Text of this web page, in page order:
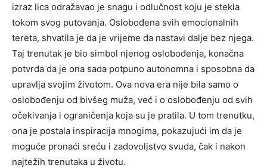
izraz lica odražavao je snagu i odlučnost koju je stekla
tokom svog putovanja. Oslobođena svih emocionalnih
tereta, shvatila je da je vrijeme da nastavi dalje bez njega.
Taj trenutak je bio simbol njenog oslobođenja, konačna
potvrda da je ona sada potpuno autonomna i sposobna da
upravlja svojim životom. Ova nova era nije bila samo o
oslobođenju od bivšeg muža, već i o oslobođenju od svih
očekivanja i ograničenja koja su je pratila. U tom trenutku,
ona je postala inspiracija mnogima, pokazujući im da je
moguće pronaći sreću i zadovoljstvo svuda, čak i nakon
najtežih trenutaka u životu.